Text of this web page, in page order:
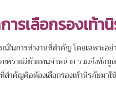
ารเลือกรองเท้
ารทำงานที่สำคัญ โดยเฉพาะอย่
เพราะมีตัวแทนจำหน่าย รวมถึงข้
คัญคือต้องเลือกรองเท้านิรภัยมา